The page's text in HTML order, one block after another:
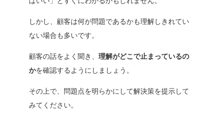
しかし、顧客は何が問題であるかも理解しきれてい
ない場合も多いです。
顧客の話をよく聞き、理解がどこで止まっているの
かを確認するようにしましょう。
その上で、問題点を明らかにして解決策を提示して
みてください。